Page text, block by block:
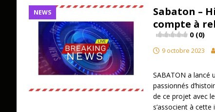
NEWS
Sabaton –
compte à
0 (0)
9 octobre 2023
SABATON a lancé
passionnés
de ce projet avec
s’associent à